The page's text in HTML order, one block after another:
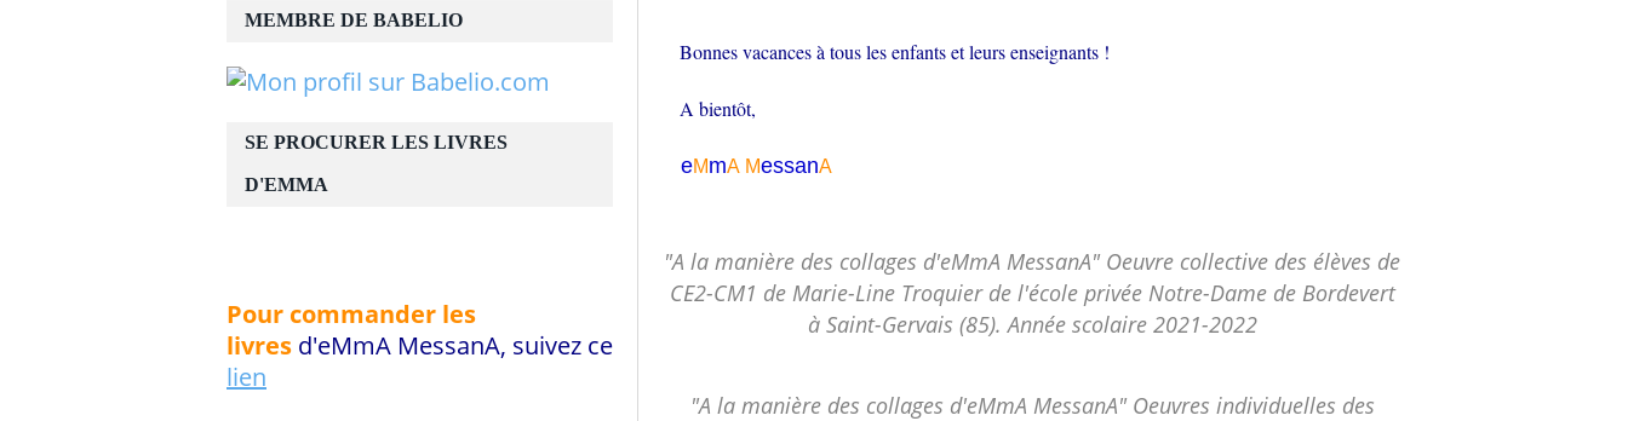
Bonnes vacances à tous les enfants et leurs enseignants !
A bientôt,
eMmA MessanA
"A la manière des collages d'eMmA MessanA" Oeuvre collective des élèves de
CE2-CM1 de Marie-Line Troquier de l'école privée Notre-Dame de Bordevert
à Saint-Gervais (85). Année scolaire 2021-2022
"A la manière des collages d'eMmA MessanA" Oeuvres individuelles des
MEMBRE DE BABELIO
SE PROCURER LES LIVRES
D'EMMA
Pour commander les
livres d'eMmA MessanA, suivez ce
lien